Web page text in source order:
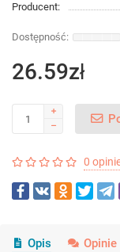
Producent:
26.59zł
0
Opis Opinie